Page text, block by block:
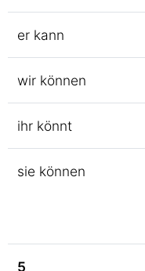
er kann
wir können
ihr könnt
sie können
5